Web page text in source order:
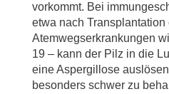
vorkommt. Bei
etwa nach Transplantation
Atemwegserkrankungen
19 – kann der Pilz in die
eine Aspergillose
besonders schwer zu